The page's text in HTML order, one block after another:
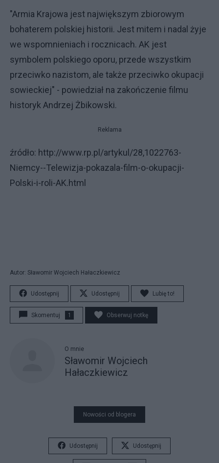
"Armia Krajowa jest największym zbiorowym
bohaterem polskiej historii. Jest mitem i nadal żyje
we wspomnieniach i rocznicach. AK jest
symbolem polskiego oporu, przede wszystkim
przeciwko nazistom, ale także przeciwko okupacji
sowieckiej" - powiedział na zakończenie filmu
historyk Andrzej Żbikowski.
Reklama
źródło: http://www.rp.pl/artykul/28,1022763-
Niemcy--Telewizja-pokazala-film-o-okupacji-
Polski-i-roli-AK.html
Autor: Sławomir Wojciech Hałaczkiewicz
Udostępnij Udostępnij Lubię to!
Skomentuj 1 Obserwuj notkę
O mnie
Sławomir Wojciech
Hałaczkiewicz
Nowości od blogera
Udostępnij Udostępnij